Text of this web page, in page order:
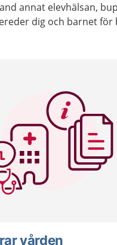
annat elevhälsan,
dig och barnet för
vården